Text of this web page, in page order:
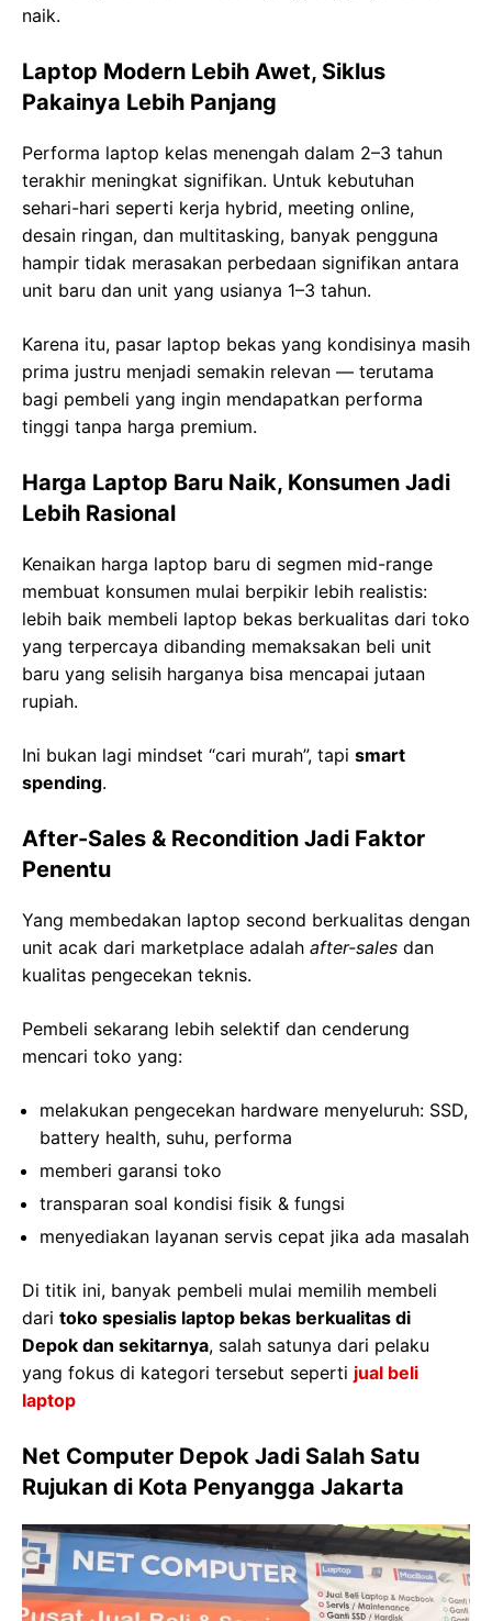
naik.
Laptop Modern Lebih Awet, Siklus
Pakainya Lebih Panjang
Performa laptop kelas menengah dalam 2–3 tahun
terakhir meningkat signifikan. Untuk kebutuhan
sehari-hari seperti kerja hybrid, meeting online,
desain ringan, dan multitasking, banyak pengguna
hampir tidak merasakan perbedaan signifikan antara
unit baru dan unit yang usianya 1–3 tahun.
Karena itu, pasar laptop bekas yang kondisinya masih
prima justru menjadi semakin relevan — terutama
bagi pembeli yang ingin mendapatkan performa
tinggi tanpa harga premium.
Harga Laptop Baru Naik, Konsumen Jadi
Lebih Rasional
Kenaikan harga laptop baru di segmen mid-range
membuat konsumen mulai berpikir lebih realistis:
lebih baik membeli laptop bekas berkualitas dari toko
yang terpercaya dibanding memaksakan beli unit
baru yang selisih harganya bisa mencapai jutaan
rupiah.
Ini bukan lagi mindset “cari murah”, tapi smart
spending.
After-Sales & Recondition Jadi Faktor
Penentu
Yang membedakan laptop second berkualitas dengan
unit acak dari marketplace adalah after-sales dan
kualitas pengecekan teknis.
Pembeli sekarang lebih selektif dan cenderung
mencari toko yang:
melakukan pengecekan hardware menyeluruh: SSD,
battery health, suhu, performa
memberi garansi toko
transparan soal kondisi fisik & fungsi
menyediakan layanan servis cepat jika ada masalah
Di titik ini, banyak pembeli mulai memilih membeli
dari toko spesialis laptop bekas berkualitas di
Depok dan sekitarnya, salah satunya dari pelaku
yang fokus di kategori tersebut seperti jual beli
laptop
Net Computer Depok Jadi Salah Satu
Rujukan di Kota Penyangga Jakarta